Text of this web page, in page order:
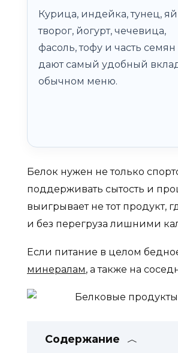
Курица, индейка, тунец,
творог, йогурт, чечевица,
фасоль, тофу и часть семян
дают самый удобный
обычном меню.
Белок нужен не только
поддерживать сытость и
выигрывает не тот продукт,
и без перегруза лишними
Если питание в целом
минералам, а также на
Содержание